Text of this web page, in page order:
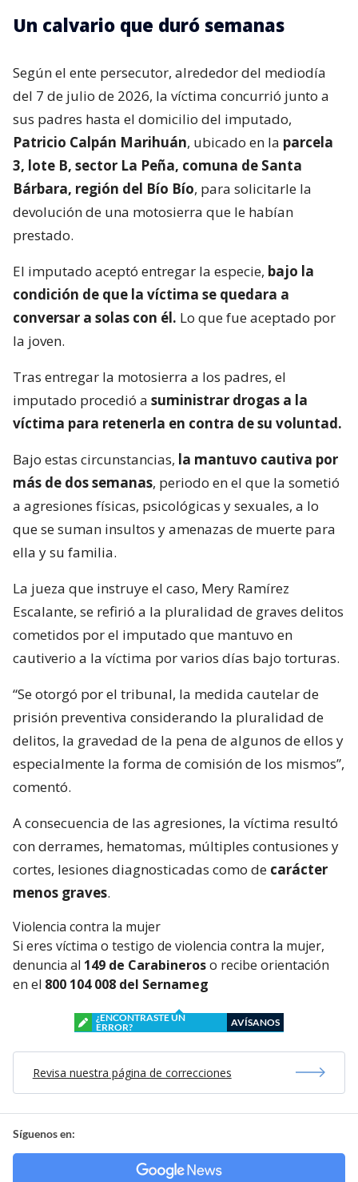
Un calvario que duró semanas
Según el ente persecutor, alrededor del mediodía
del 7 de julio de 2026, la víctima concurrió junto a
sus padres hasta el domicilio del imputado,
Patricio Calpán Marihuán, ubicado en la parcela
3, lote B, sector La Peña, comuna de Santa
Bárbara, región del Bío Bío, para solicitarle la
devolución de una motosierra que le habían
prestado.
El imputado aceptó entregar la especie, bajo la
condición de que la víctima se quedara a
conversar a solas con él. Lo que fue aceptado por
la joven.
Tras entregar la motosierra a los padres, el
imputado procedió a suministrar drogas a la
víctima para retenerla en contra de su voluntad.
Bajo estas circunstancias, la mantuvo cautiva por
más de dos semanas, periodo en el que la sometió
a agresiones físicas, psicológicas y sexuales, a lo
que se suman insultos y amenazas de muerte para
ella y su familia.
La jueza que instruye el caso, Mery Ramírez
Escalante, se refirió a la pluralidad de graves delitos
cometidos por el imputado que mantuvo en
cautiverio a la víctima por varios días bajo torturas.
“Se otorgó por el tribunal, la medida cautelar de
prisión preventiva considerando la pluralidad de
delitos, la gravedad de la pena de algunos de ellos y
especialmente la forma de comisión de los mismos”,
comentó.
A consecuencia de las agresiones, la víctima resultó
con derrames, hematomas, múltiples contusiones y
cortes, lesiones diagnosticadas como de carácter
menos graves.
Violencia contra la mujer
Si eres víctima o testigo de violencia contra la mujer,
denuncia al 149 de Carabineroso recibe orientación
en el 800 104 008 del Sernameg
¿ENCONTRASTE UN
ERROR?
AVÍSANOS
Revisa nuestra página de correcciones
Síguenos en: